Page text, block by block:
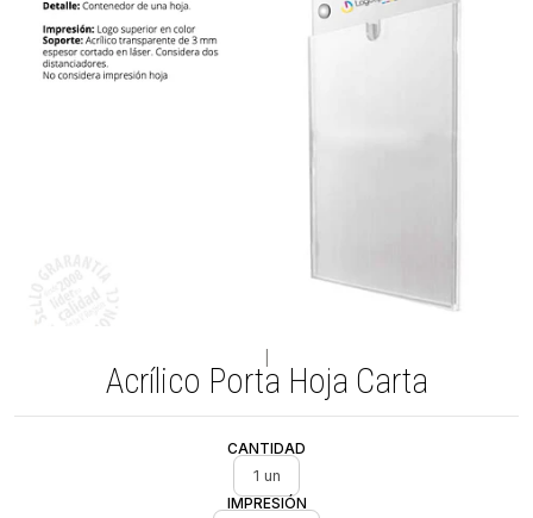
Acrílico Porta Hoja Carta
CANTIDAD
1 un
IMPRESIÓN